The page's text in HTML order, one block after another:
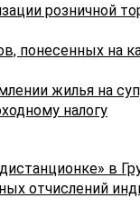
розничной
понесенных на
жилья на
налогу
в
отчислений